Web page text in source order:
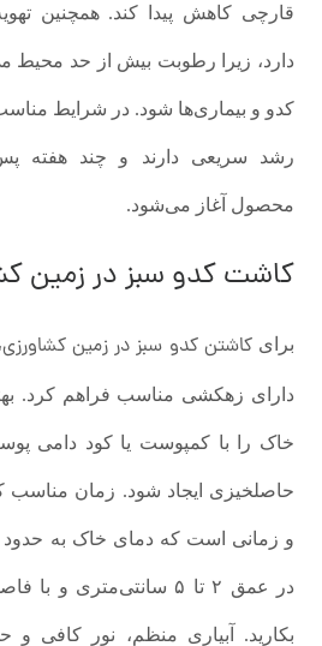
قارچی کاهش پیدا کند. همچنین
دارد، زیرا رطوبت بیش از حد محیط
کدو و بیماری‌ها شود. در شرایط
رشد سریعی دارند و چند هفته
محصول آغاز می‌شود.
کاشت کدو سبز در زمین
برایکاشتن کدو سبز در زمین کشاورزی
دارای زهکشی مناسب فراهم کرد.
خاک را با کمپوست یا کود دامی
حاصلخیزی ایجاد شود. زمان
بکارید. آبیاری منظم، نور کافی